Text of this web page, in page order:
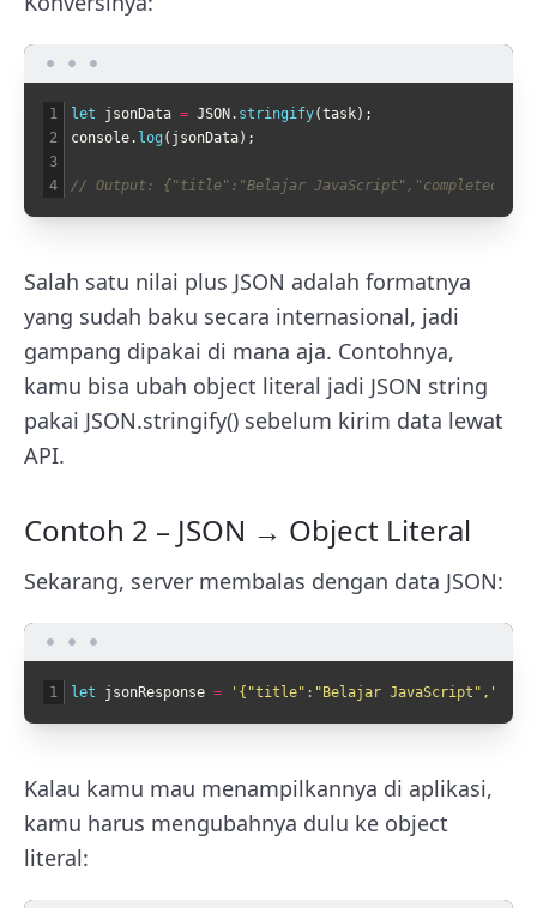
1
2
3
4
let jsonData = JSON. stringify(task) ;
console. log ( jsonData) ;
// Output: {"title":"Belajar
Salah satu nilai plus JSON adalah formatnya
yang sudah baku secara internasional, jadi
gampang dipakai di mana aja. Contohnya,
kamu bisa ubah object literal jadi JSON string
pakai JSON.stringify() sebelum kirim data lewat
API.
Contoh 2 – JSON → Object Literal
Sekarang, server membalas dengan data JSON:
1 let jsonResponse = '{"title":"Belajar
Kalau kamu mau menampilkannya di aplikasi,
kamu harus mengubahnya dulu ke object
literal: